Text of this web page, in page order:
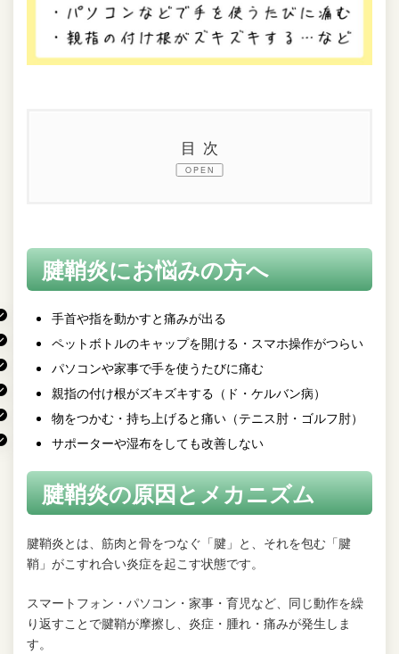
目次
OPEN
3.腱鞘炎の原因とメカニズム
4.改善しない・悪化する理由
5. 当院の治療内容
6.よくある質問 Q&A
メッセージ｜健康こそ最大の資産
8.交通事故治療にも対応しています
9.安心の初回限定施術
腱鞘炎にお悩みの方へ
手首や指を動かすと痛みが出る
ペットボトルのキャップを開ける・スマホ操作がつらい
パソコンや家事で手を使うたびに痛む
親指の付け根がズキズキする（ド・ケルバン病）
物をつかむ・持ち上げると痛い（テニス肘・ゴルフ肘）
サポーターや湿布をしても改善しない
腱鞘炎の原因とメカニズム
腱鞘炎とは、筋肉と骨をつなぐ「腱」と、それを包む「腱
鞘」がこすれ合い炎症を起こす状態です。
スマートフォン・パソコン・家事・育児など、同じ動作を繰
り返すことで腱鞘が摩擦し、炎症・腫れ・痛みが発生しま
す。